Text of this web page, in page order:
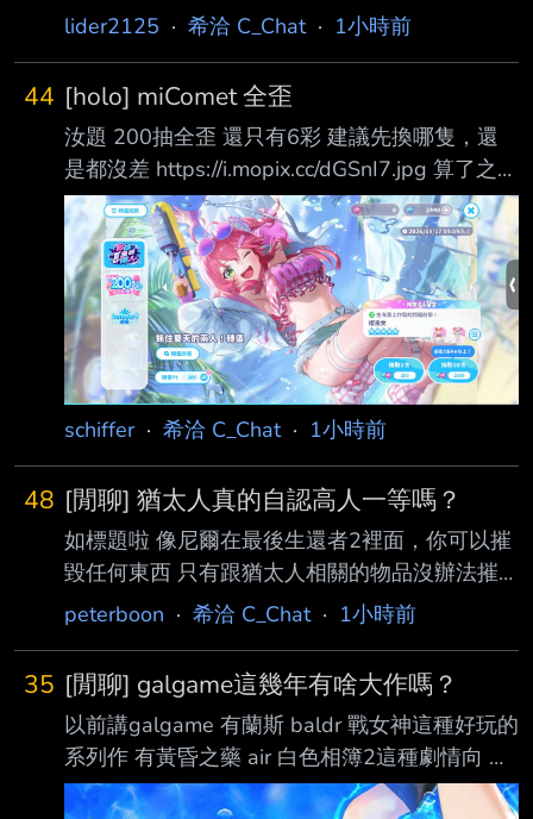
也算歐了吧 https://myppt.cc/ICUbh 發點小錢分
lider2125 · 希洽 C_Chat· 1小時前
44 [holo] miComet 全歪
汝題 200抽全歪 還只有6彩 建議先換哪隻，還
是都沒差 https://i.mopix.cc/dGSnI7.jpg 算了之後
還是還是會補齊，只想討拍 沒想到我在holodori
這麼黑 5單的錢我的鳴潮都出2+1了... --
schiffer· 希洽 C_Chat· 1小時前
48 [閒聊] 猶太人真的自認高人一等嗎？
如標題啦 像尼爾在最後生還者2裡面，你可以摧
毀任何東西 只有跟猶太人相關的物品沒辦法摧
毀，連準心都不給你瞄準 又看到這個影片
好奇猶太人是不是真的覺得自己高人一等啊？
怎麼好像都很趾高氣昂的感覺 --
peterboon · 希洽 C_Chat· 1小時前
35 [閒聊] galgame這幾年有啥大作嗎？
以前講galgame 有蘭斯 baldr 戰女神這種好玩的
系列作 有黃昏之藥 air 白色相簿2這種劇情向 有
最終痴漢列車3 媚肉之香 人工少女這種實用向